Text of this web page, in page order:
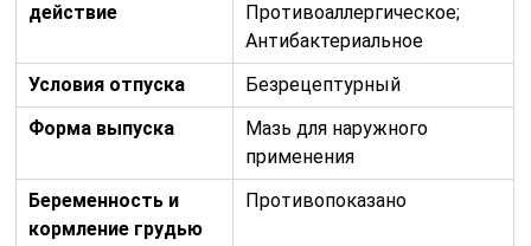
действие
Противоаллергическое;
Антибактериальное
Условия отпуска
Безрецептурный
Форма выпуска
Мазь для наружного
применения
Беременность и
кормление грудью
Противопоказано